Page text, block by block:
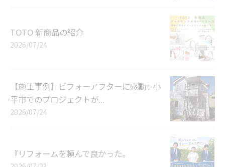
TOTO 新商品の紹介
2026/07/24
【施工事例】ビフォーアフターに感動✨小
平市でのプロジェクトが...
2026/07/24
『リフォームを頼んで良かった。